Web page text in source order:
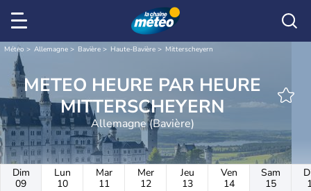
Météo Allemagne Bavière Haute-Bavière Mitterscheyern
METEO HEURE PAR HEURE
MITTERSCHEYERN
Allemagne (Bavière)
Dim
09
Lun
10
Mar
11
Mer
12
Jeu
13
Ven
14
Sam
15